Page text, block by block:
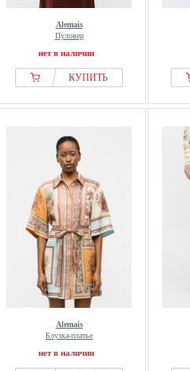
Alemais
Пуловер
нет в наличии
КУПИТЬ
Alemais
Блузка-платье
нет в наличии